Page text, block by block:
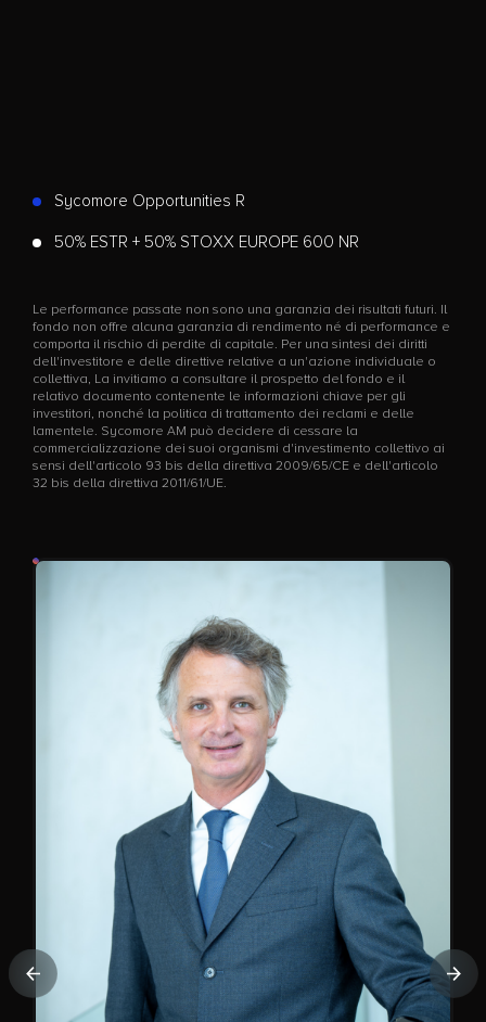
Sycomore Opportunities R
50% ESTR + 50% STOXX EUROPE 600 NR
Le performance passate non sono una garanzia dei risultati futuri. Il
fondo non offre alcuna garanzia di rendimento né di performance e
comporta il rischio di perdite di capitale. Per una sintesi dei diritti
dell'investitore e delle direttive relative a un'azione individuale o
collettiva, La invitiamo a consultare il prospetto del fondo e il
relativo documento contenente le informazioni chiave per gli
investitori, nonché la politica di trattamento dei reclami e delle
lamentele. Sycomore AM può decidere di cessare la
commercializzazione dei suoi organismi d'investimento collettivo ai
sensi dell'articolo 93 bis della direttiva 2009/65/CE e dell'articolo
32 bis della direttiva 2011/61/UE.
Precedente